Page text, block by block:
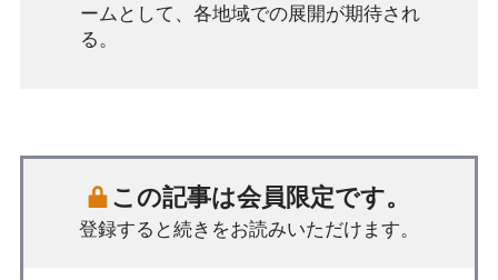
ームとして、各地域での展開が期待され
る。
この記事は会員限定です。
登録すると続きをお読みいただけます。